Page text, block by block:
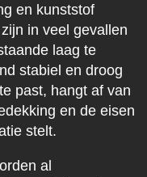
en kunststof
in veel gevallen
laag te
stabiel en droog
past, hangt af van
en de eisen
stelt.
al